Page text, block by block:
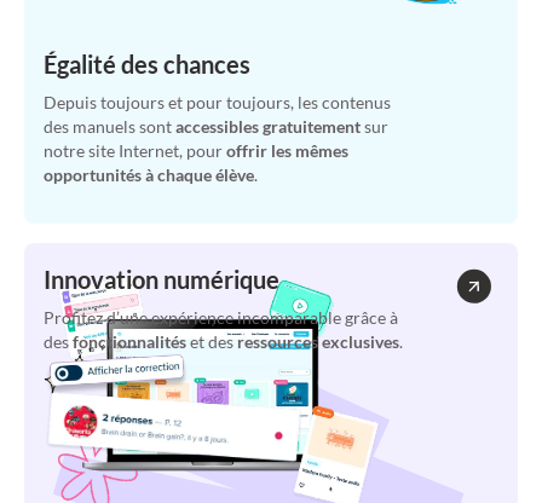
Égalité des chances
Depuis toujours et pour toujours, les contenus
des manuels sontaccessibles gratuitementsur
notre site Internet, pouroffrir les mêmes
opportunités à chaque élève.
Innovation numérique
Profitez d’une expérience incomparable grâce à
desfonctionnalitéset desressources exclusives.